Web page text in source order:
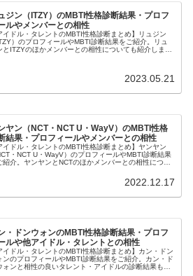
ジン（ITZY）のMBTI性格診断結果・プロフ
ルやメンバーとの相性
イドル・タレントのMBTI性格診断まとめ】リュジン
）のプロフィールやMBTI診断結果をご紹介。リュ
とITZYのほかメンバーとの相性についても紹介しま
2023.05.21
ヤン（NCT・NCT U・WayV）のMBTI性格
結果・プロフィールやメンバーとの相性
イドル・タレントのMBTI性格診断まとめ】ヤンヤン
・NCT U・WayV）のプロフィールやMBTI診断結果
紹介。ヤンヤンとNCTのほかメンバーとの相性につい
2022.12.17
・ドンウォンのMBTI性格診断結果・プロフ
ルや他アイドル・タレントとの相性
イドル・タレントのMBTI性格診断まとめ】カン・ドン
ンのプロフィールやMBTI診断結果をご紹介。カン・ド
ォンと相性の良いタレント・アイドルの診断結果も紹